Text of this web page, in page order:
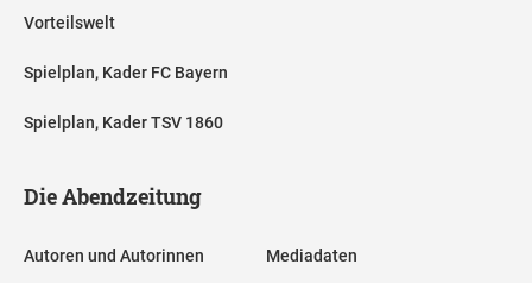
Vorteilswelt
Spielplan, Kader FC Bayern
Spielplan, Kader TSV 1860
Die Abendzeitung
Autoren und Autorinnen Mediadaten